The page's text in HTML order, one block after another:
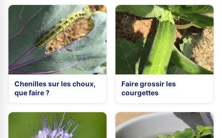
Chenilles sur les choux,
que faire ?
Faire grossir les
courgettes